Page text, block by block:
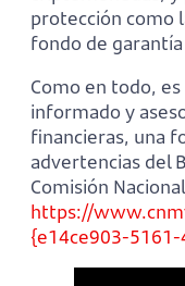
protección como
fondo de
Como en todo,
informado y
financieras, una
advertencias del
Comisión
https://
{e14ce903-